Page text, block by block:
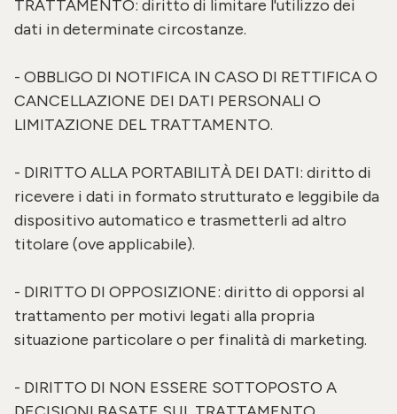
TRATTAMENTO: diritto di limitare l'utilizzo dei
dati in determinate circostanze.
- OBBLIGO DI NOTIFICA IN CASO DI RETTIFICA O
CANCELLAZIONE DEI DATI PERSONALI O
LIMITAZIONE DEL TRATTAMENTO.
- DIRITTO ALLA PORTABILITÀ DEI DATI: diritto di
ricevere i dati in formato strutturato e leggibile da
dispositivo automatico e trasmetterli ad altro
titolare (ove applicabile).
- DIRITTO DI OPPOSIZIONE: diritto di opporsi al
trattamento per motivi legati alla propria
situazione particolare o per finalità di marketing.
- DIRITTO DI NON ESSERE SOTTOPOSTO A